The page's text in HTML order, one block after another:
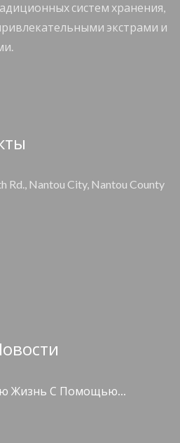
систем хранения,
экстрами и
Rd., Nantou City, Nantou County
Жизнь С Помощью...